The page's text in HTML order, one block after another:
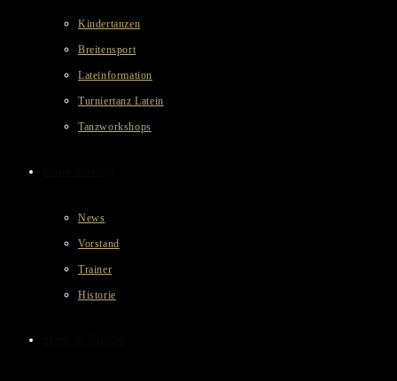
Kindertanzen
Breitensport
Lateinformation
Turniertanz Latein
Tanzworkshops
News
Vorstand
Trainer
Historie